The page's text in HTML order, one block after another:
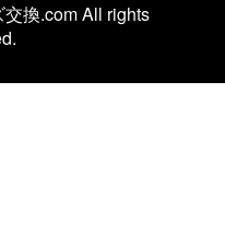
換.com All rights